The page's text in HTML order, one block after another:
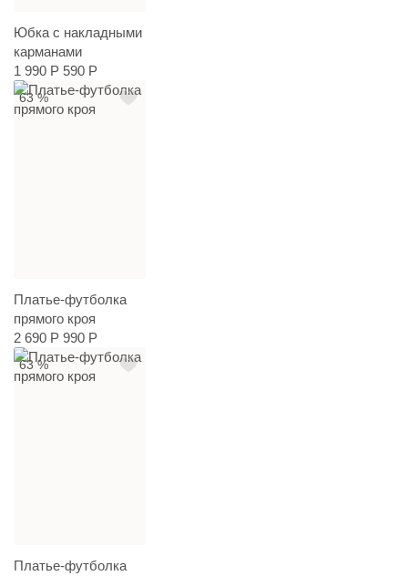
Юбка с накладными
карманами
1 990 Р 590 Р
63 %
Платье-футболка
прямого кроя
2 690 Р 990 Р
63 %
Платье-футболка